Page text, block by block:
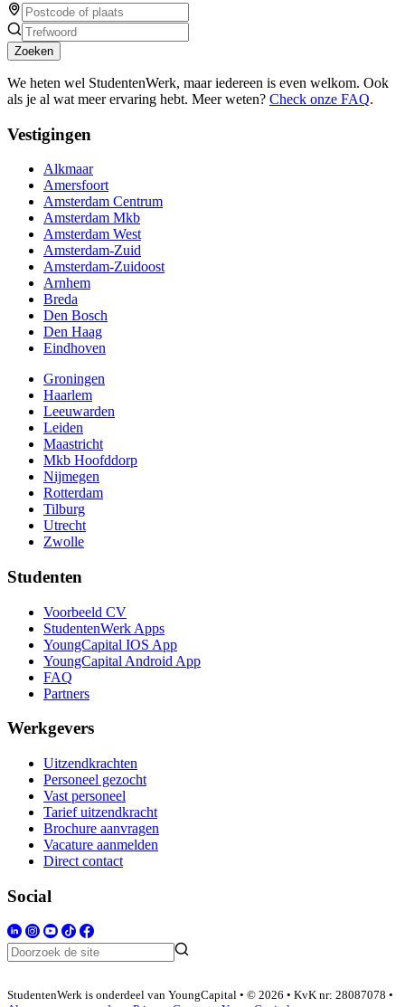
Zoeken
We heten wel StudentenWerk, maar iedereen is even welkom. Ook
als je al wat meer ervaring hebt. Meer weten? Check onze FAQ.
Vestigingen
Alkmaar
Amersfoort
Amsterdam Centrum
Amsterdam Mkb
Amsterdam West
Amsterdam-Zuid
Amsterdam-Zuidoost
Arnhem
Breda
Den Bosch
Den Haag
Eindhoven
Groningen
Haarlem
Leeuwarden
Leiden
Maastricht
Mkb Hoofddorp
Nijmegen
Rotterdam
Tilburg
Utrecht
Zwolle
Studenten
Voorbeeld CV
StudentenWerk Apps
YoungCapital IOS App
YoungCapital Android App
FAQ
Partners
Werkgevers
Uitzendkrachten
Personeel gezocht
Vast personeel
Tarief uitzendkracht
Brochure aanvragen
Vacature aanmelden
Direct contact
Social
StudentenWerk is onderdeel van YoungCapital • © 2026 • KvK nr: 28087078 •